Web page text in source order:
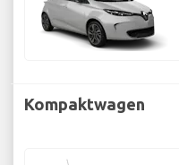
Kompaktwagen